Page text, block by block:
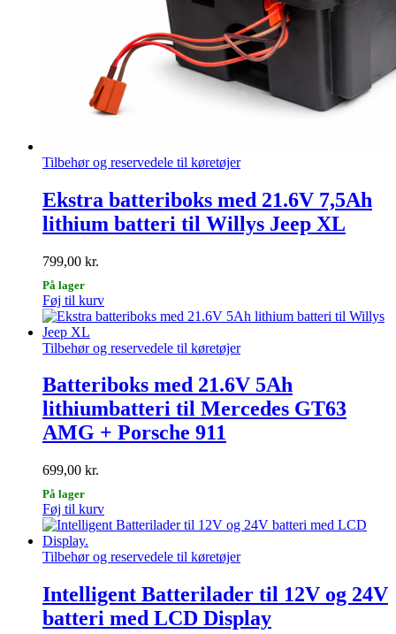
Tilbehør og reservedele til køretøjer
Ekstra batteriboks med 21.6V 7,5Ah
lithium batteri til Willys Jeep XL
799,00 kr.
På lager
Føj til kurv
Tilbehør og reservedele til køretøjer
Batteriboks med 21.6V 5Ah
lithiumbatteri til Mercedes GT63
AMG + Porsche 911
699,00 kr.
På lager
Føj til kurv
Tilbehør og reservedele til køretøjer
Intelligent Batterilader til 12V og 24V
batteri med LCD Display